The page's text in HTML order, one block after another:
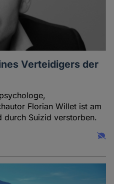
Verteidigers der
Florian Willet ist am
durch Suizid verstorben.